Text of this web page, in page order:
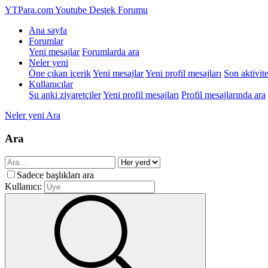
YTPara.comYoutube Destek Forumu
Ana sayfa
Forumlar
Yeni mesajlar Forumlarda ara
Neler yeni
Öne çıkan içerikYeni mesajlarYeni profil mesajları Son
Kullanıcılar
Şu anki ziyaretçilerYeni profil mesajları Profil mesajlarında ara
Neler yeni Ara
Ara
Sadece başlıkları ara
Kullanıcı: